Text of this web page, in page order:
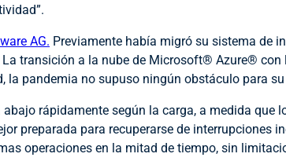
AG. Previamente había migró su sistema de
La transición a la nube de Microsoft® Azure®
pandemia no supuso ningún obstáculo para
rápidamente según la carga, a medida que
preparada para recuperarse de interrupciones
operaciones en la mitad de tiempo, sin